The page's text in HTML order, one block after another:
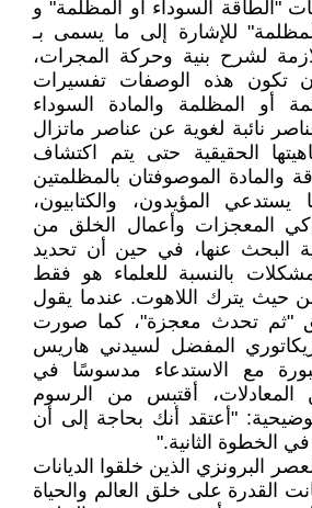
"الطاقة السوداء أو المظلمة" و
للإشارة إلى ما يسمى بـ
لشرح بنية وحركة المجرات،
تكون هذه الوصفات تفسيرات
أو المظلمة والمادة السوداء
نائبة لغوية عن عناصر ماتزال
الحقيقية حتى يتم اكتشاف
والمادة الموصوفتان بالمظلمتين
يستدعي المؤيدون، والكتابيون،
المعجزات وأعمال الخلق من
البحث عنها، في حين أن تحديد
بالنسبة للعلماء هو فقط
من حيث يترك اللاهوت. عندما يقول
"ثم تحدث معجزة"، كما صورت
المفضل لسيدني هاريس
مع الاستدعاء مدسوسًا في
أقتبس من الرسوم
"أعتقد أنك بحاجة إلى أن
الخطوة الثانية."
البرونزي الذين خلقوا الديانات
القدرة على خلق العالم والحياة